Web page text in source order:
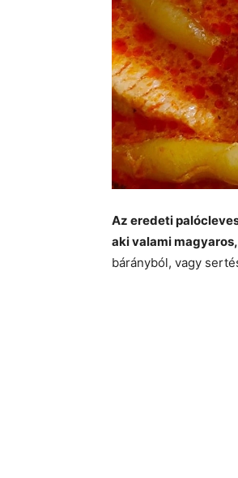
Az eredeti
aki valami
bárányból, vagy